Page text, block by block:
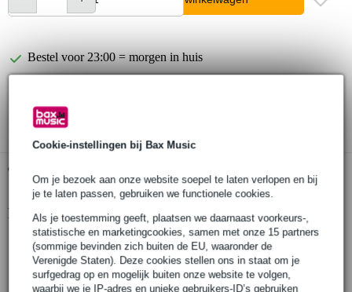
Cookie-instellingen bij Bax Music
Om je bezoek aan onze website soepel te laten verlopen en bij
je te laten passen, gebruiken we functionele cookies.
Als je toestemming geeft, plaatsen we daarnaast voorkeurs-,
statistische en marketingcookies, samen met onze 15 partners
(sommige bevinden zich buiten de EU, waaronder de
Verenigde Staten). Deze cookies stellen ons in staat om je
surfgedrag op en mogelijk buiten onze website te volgen,
waarbij we je IP-adres en unieke gebruikers-ID’s gebruiken
Bestel voor 23:00 = morgen in huis
3 jaar Bax Music garantie
Productinformatie
luidsprekerstatiefadapter
helling: 15°
materiaal: staal